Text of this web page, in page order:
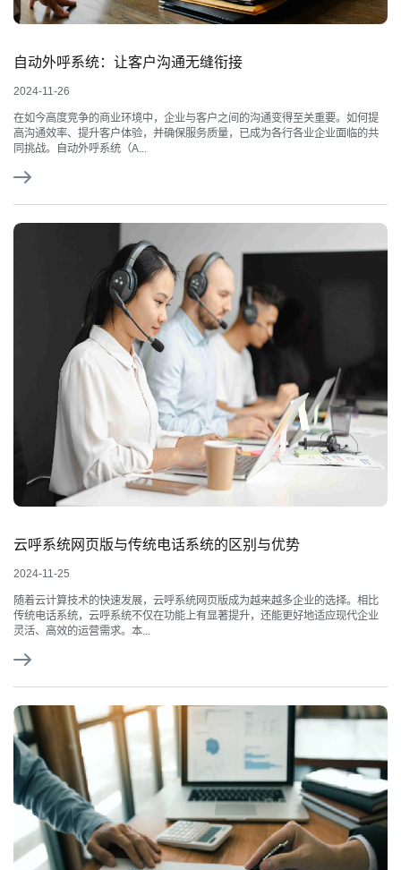
自动外呼系统：让客户沟通无缝衔接
2024-11-26
在如今高度竞争的商业环境中，企业与客户之间的沟通变得至关重要。如何提
高沟通效率、提升客户体验，并确保服务质量，已成为各行各业企业面临的共
同挑战。自动外呼系统（A...
云呼系统网页版与传统电话系统的区别与优势
2024-11-25
随着云计算技术的快速发展，云呼系统网页版成为越来越多企业的选择。相比
传统电话系统，云呼系统不仅在功能上有显著提升，还能更好地适应现代企业
灵活、高效的运营需求。本...